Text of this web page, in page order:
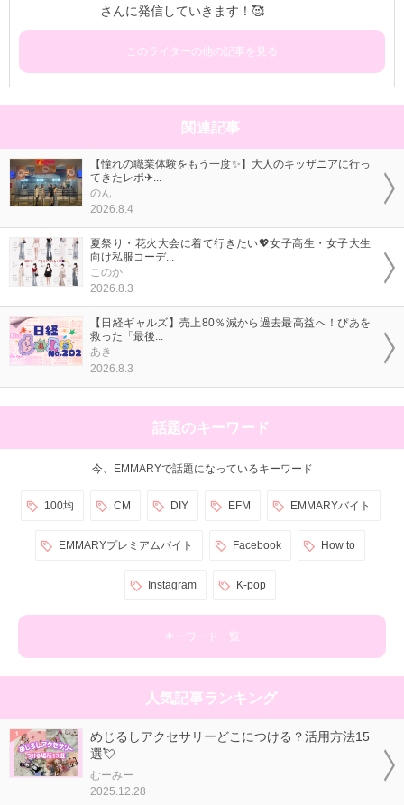
さんに発信していきます！🥰
このライターの他の記事を見る
関連記事
【憧れの職業体験をもう一度✨】大人のキッザニアに行っ
てきたレポ✈...
のん
2026.8.4
夏祭り・花火大会に着て行きたい💖女子高生・女子大生
向け私服コーデ...
このか
2026.8.3
【日経ギャルズ】売上80％減から過去最高益へ！ぴあを
救った「最後...
あき
2026.8.3
話題のキーワード
今、EMMARYで話題になっているキーワード
100均 CM DIY EFM EMMARYバイト
EMMARYプレミアムバイト Facebook How to
Instagram K-pop
キーワード一覧
人気記事ランキング
めじるしアクセサリーどこにつける？活用方法15
選💘
むーみー
2025.12.28